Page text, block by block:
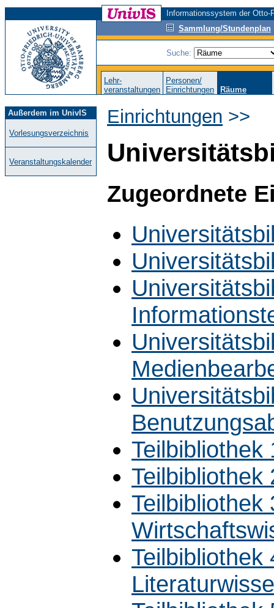
Informationssystem der
Sammlung/Stundenplan
Suche:
Lehr-
veranstaltungen
Personen/
Einrichtungen
Räume
Außerdem im UnivIS
Vorlesungsverzeichnis
Veranstaltungskalender
Einrichtungen >>
Zugeordnete
Teilbibliothek
Teilbibliothek
Teilbibliothek
Teilbibliothek